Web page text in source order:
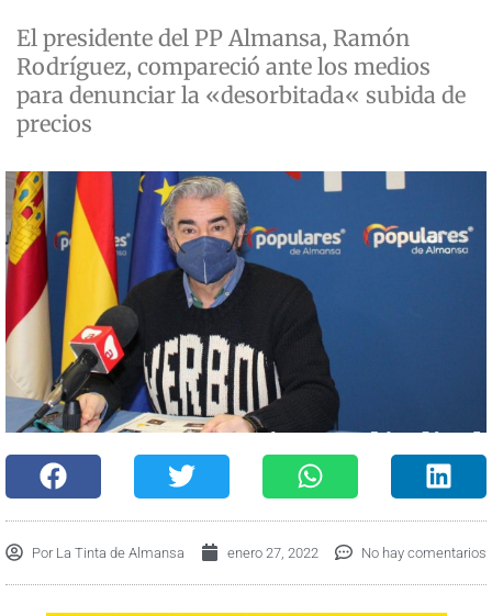
El presidente del PP Almansa, Ramón
Rodríguez, compareció ante los medios
para denunciar la «desorbitada« subida de
precios
Por La Tinta de Almansa enero 27, 2022 No hay comentarios